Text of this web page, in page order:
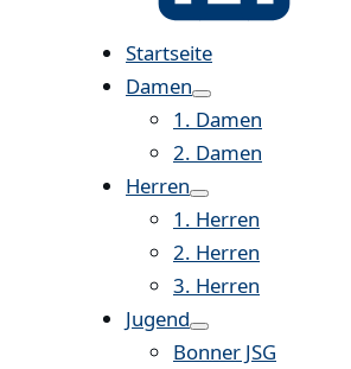
Startseite
Damen
1. Damen
2. Damen
Herren
1. Herren
2. Herren
3. Herren
Jugend
Bonner JSG